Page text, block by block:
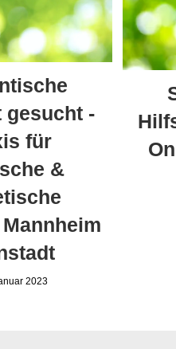
gesucht -
für
&
2023